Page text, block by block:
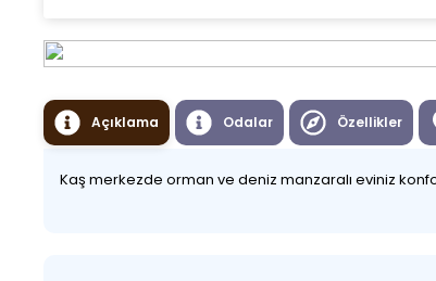
Açıklama Odalar Özellikler
Kaş merkezde orman ve deniz manzaralı eviniz